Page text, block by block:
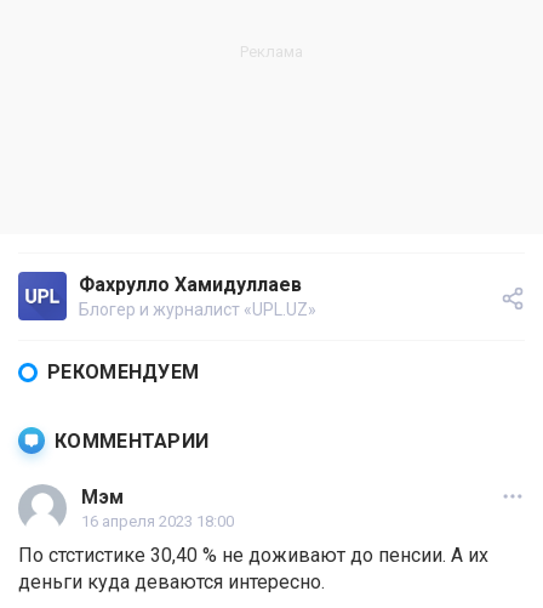
Фахрулло Хамидуллаев
Блогер и журналист «UPL.UZ»
РЕКОМЕНДУЕМ
КОММЕНТАРИИ
Мэм
16 апреля 2023 18:00
По стстистике 30,40 % не доживают до пенсии. А их
деньги куда деваются интересно.